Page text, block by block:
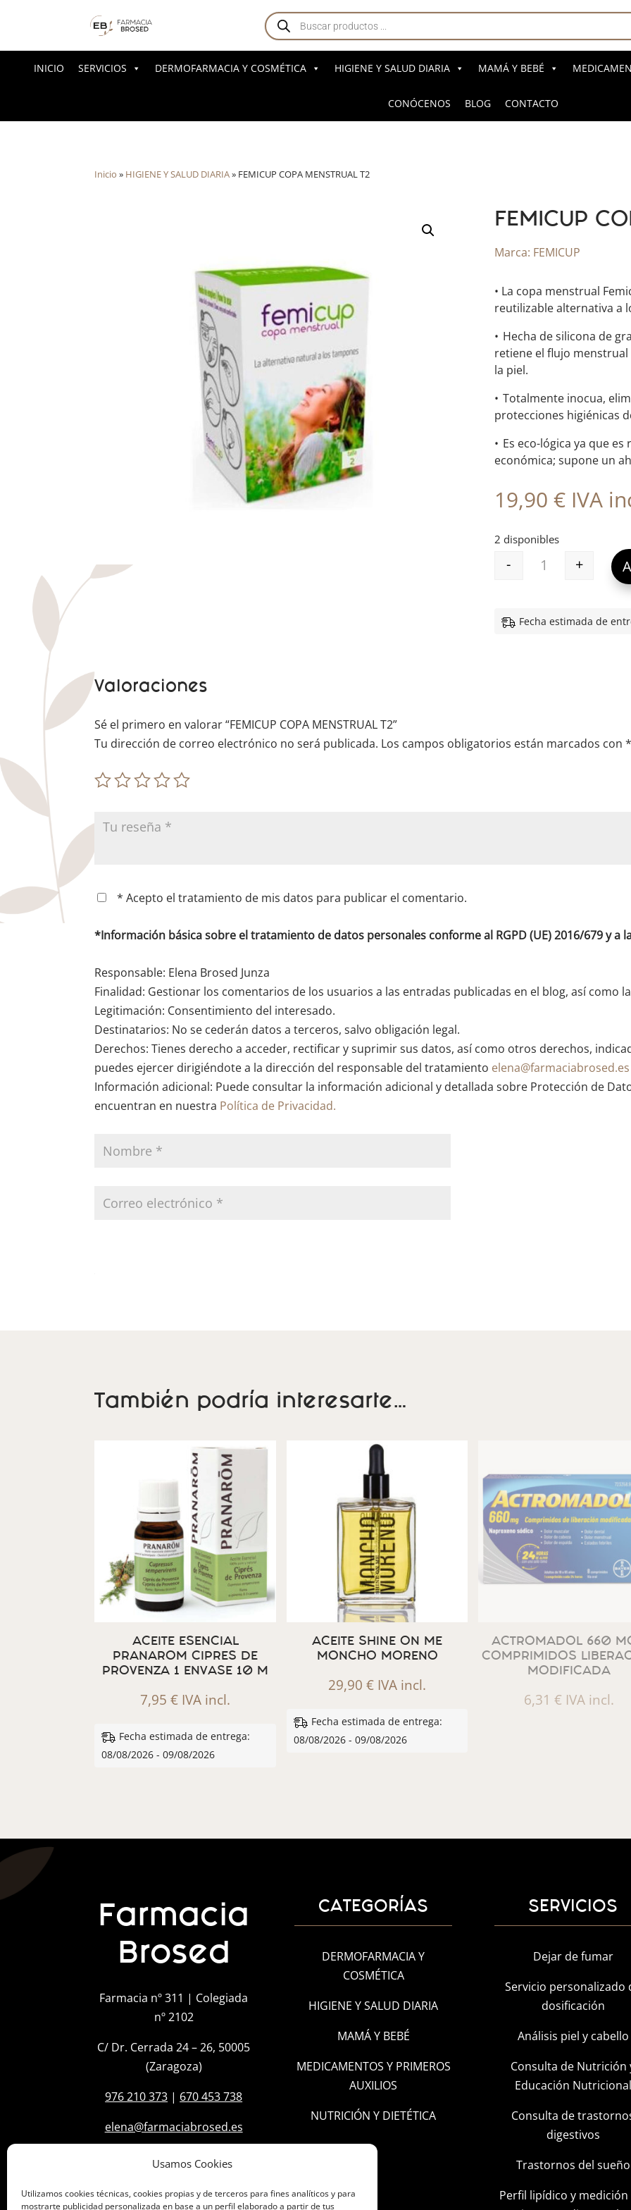
Usamos Cookies
Utilizamos cookies técnicas, cookies propias y de terceros para fines analíticos y para
mostrarte publicidad personalizada en base a un perfil elaborado a partir de tus
Búsqueda
de
productos
INICIO SERVICIOS DERMOFARMACIA Y COSMÉTICA HIGIENE Y SALUD DIARIA MAMÁ Y BEBÉ
CONÓCENOS BLOG CONTACTO
Inicio » HIGIENE Y SALUD DIARIA» FEMICUP COPA MENSTRUAL T2
FEMICUP
Marca: FEMICUP
• La copa menstrual
reutilizable alternativa a
• Hecha de silicona de
retiene el flujo
la piel.
• Totalmente inocua,
protecciones higiénicas
• Es eco-lógica ya que
económica; supone un
19,90 € IVA
2 disponibles
FEMICUP COPA
- +
Fecha estimada de
Valoraciones
Sé el primero en valorar “FEMICUP COPA MENSTRUAL T2”
Tu dirección de correo electrónico no será publicada. Los campos obligatorios están marcados con*
* Acepto el tratamiento de mis datos para publicar el comentario.
*Información básica sobre el tratamiento de datos personales conforme al RGPD (UE) 2016/679 y a
Responsable: Elena Brosed Junza
Finalidad: Gestionar los comentarios de los usuarios a las entradas publicadas en el blog, así como
Legitimación: Consentimiento del interesado.
Destinatarios: No se cederán datos a terceros, salvo obligación legal.
Derechos: Tienes derecho a acceder, rectificar y suprimir sus datos, así como otros derechos,
puedes ejercer dirigiéndote a la dirección del responsable del tratamiento elena@farmaciabrosed.es
Información adicional: Puede consultar la información adicional y detallada sobre Protección de
encuentran en nuestra Política de Privacidad.
También podría interesarte…
ACEITE ESENCIAL
PRANAROM CIPRES DE
PROVENZA 1 ENVASE 10 M
7,95€ IVA incl.
Fecha estimada de entrega:
08/08/2026 - 09/08/2026
ACEITE SHINE ON ME
MONCHO MORENO
29,90€ IVA incl.
Fecha estimada de entrega:
08/08/2026 - 09/08/2026
ACTROMADOL 660
COMPRIMIDOS
MODIFICADA
6,31€ IVA incl.
Farmacia
Brosed
Farmacia nº 311 | Colegiada
nº 2102
C/ Dr. Cerrada 24 – 26, 50005
(Zaragoza)
976 210 373 | 670 453 738
elena@farmaciabrosed.es
CATEGORÍAS
DERMOFARMACIA Y
COSMÉTICA
HIGIENE Y SALUD DIARIA
MAMÁ Y BEBÉ
MEDICAMENTOS Y PRIMEROS
AUXILIOS
NUTRICIÓN Y DIETÉTICA
SERVICIOS
Dejar de fumar
Servicio personalizado
dosificación
Análisis piel y cabello
Consulta de Nutrición
Educación Nutricional
Consulta de
digestivos
Trastornos del sueño
Perfil lipídico y medición